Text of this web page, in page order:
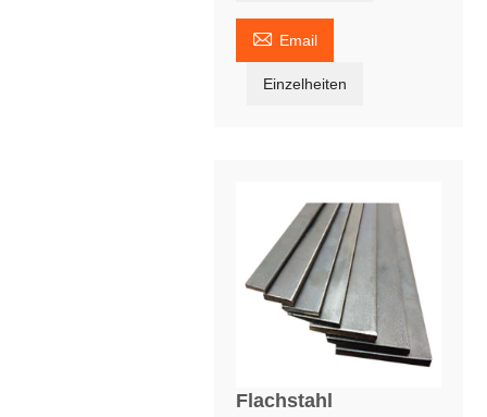
 Email
Einzelheiten
Flachstahl